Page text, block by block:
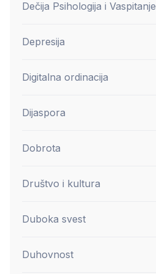
Dečija Psihologija i Vaspitanje
Depresija
Digitalna ordinacija
Dijaspora
Dobrota
Društvo i kultura
Duboka svest
Duhovnost